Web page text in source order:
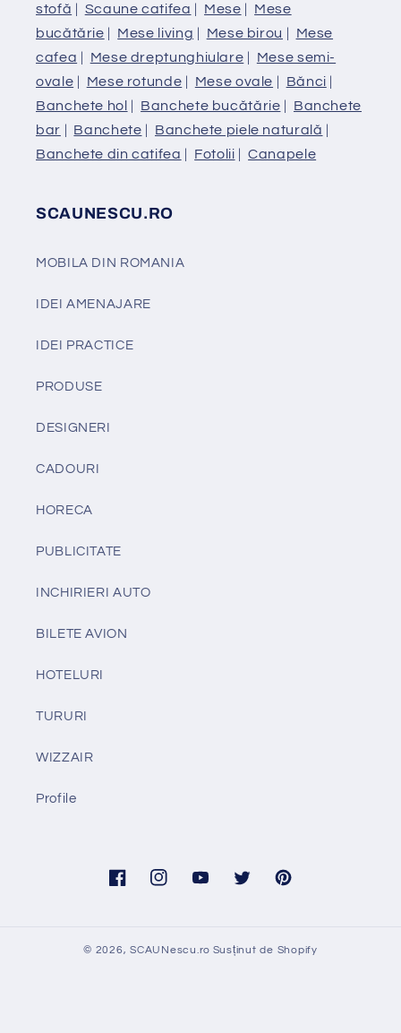
stofă | Scaune catifea | Mese | Mese
bucătărie | Mese living | Mese birou | Mese
cafea | Mese dreptunghiulare | Mese semi-
ovale | Mese rotunde | Mese ovale | Bănci |
Banchete hol | Banchete bucătărie | Banchete
bar | Banchete | Banchete piele naturală |
Banchete din catifea | Fotolii |Canapele
SCAUNESCU.RO
MOBILA DIN ROMANIA
IDEI AMENAJARE
IDEI PRACTICE
PRODUSE
DESIGNERI
CADOURI
HORECA
PUBLICITATE
INCHIRIERI AUTO
BILETE AVION
HOTELURI
TURURI
WIZZAIR
Profile
FacebookInstagramYouTubeTwitter Pinterest
© 2026,SCAUNescu.ro Susținut de Shopify